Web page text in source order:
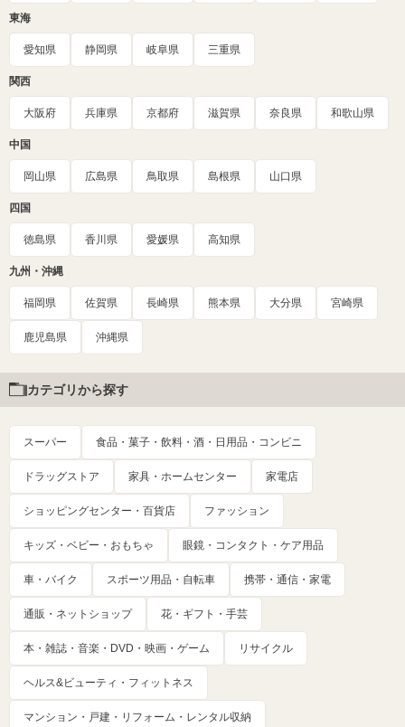
東海
愛知県 静岡県 岐阜県 三重県
関西
大阪府 兵庫県 京都府 滋賀県 奈良県 和歌山県
中国
岡山県 広島県 鳥取県 島根県 山口県
四国
徳島県 香川県 愛媛県 高知県
九州・沖縄
福岡県 佐賀県 長崎県 熊本県 大分県 宮崎県
鹿児島県 沖縄県
カテゴリから探す
スーパー 食品・菓子・飲料・酒・日用品・コンビニ
ドラッグストア 家具・ホームセンター 家電店
ショッピングセンター・百貨店 ファッション
キッズ・ベビー・おもちゃ 眼鏡・コンタクト・ケア用品
車・バイク スポーツ用品・自転車 携帯・通信・家電
通販・ネットショップ 花・ギフト・手芸
本・雑誌・音楽・DVD・映画・ゲーム リサイクル
ヘルス&ビューティ・フィットネス
マンション・戸建・リフォーム・レンタル収納